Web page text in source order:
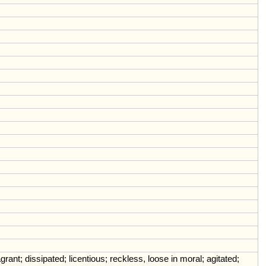
; dissipated; licentious; reckless, loose in moral; agitated;